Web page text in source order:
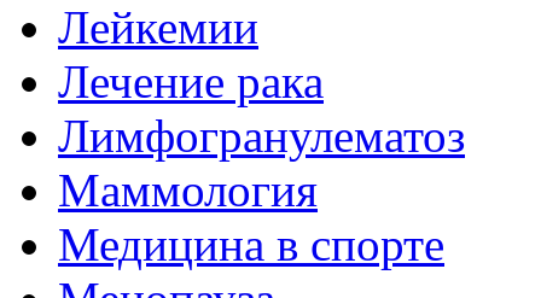
Лейкемии
Лечение рака
Лимфогранулематоз
Маммология
Медицина в спорте